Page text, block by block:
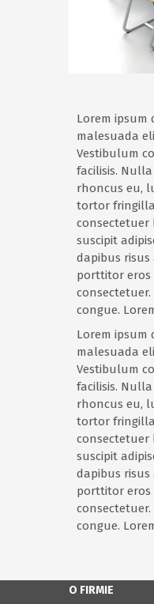
Lorem ipsum
malesuada
Vestibulum
facilisis.
rhoncus eu,
tortor fringilla
consectetuer
suscipit
dapibus risus
porttitor eros
congue.
Lorem ipsum
malesuada
Vestibulum
facilisis.
rhoncus eu,
tortor fringilla
consectetuer
suscipit
dapibus risus
porttitor eros
congue.
O FIRMIE